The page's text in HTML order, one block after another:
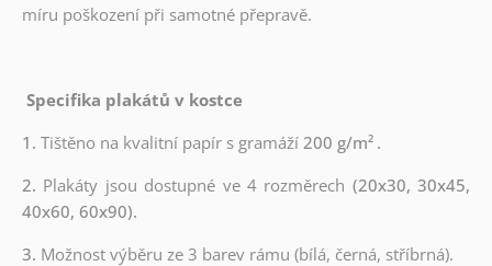
míru poškození při samotné přepravě.
Specifika plakátů v kostce
1. Tištěno na kvalitní papír s gramáží200 g/m² .
2. Plakáty jsou dostupné ve 4 rozměrech (20x30, 30x45,
40x60, 60x90).
3. Možnost výběru ze 3 barev rámu (bílá, černá, stříbrná).